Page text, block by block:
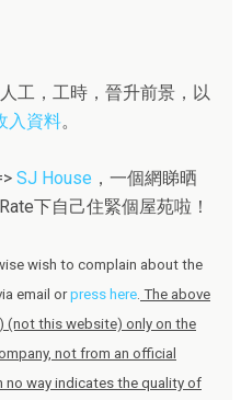
工，工時，晉升前景，以
入資料。
SJ House ，一個網睇晒
下自己住緊個屋苑啦！
wish to complain about the
email orpress here. The above
(not this website) only on the
not from an official
no way indicates the quality of